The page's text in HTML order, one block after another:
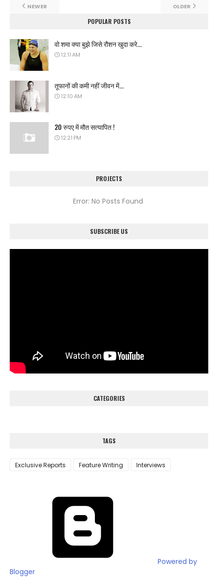
NEWER OLDER
POPULAR POSTS
वो शमा क्या बुझे जिसे रौशन खुदा करे...
12:11 AM
तूफानों की कमी नहीं जीवन में...
12:10 AM
20 रुपए में मौत सत्यापित !
12:21 PM
PROJECTS
Error: No Posts Found
SUBSCRIBE US
CATEGORIES
TAGS
Exclusive Reports Feature Writing Interviews
Powered by
Blogger